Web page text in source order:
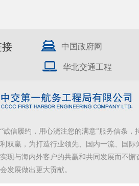
接 中国政府网
华北交通工程
诚信履约，用心浇注您的满意”服务信条，
双赢，为打造行业领先、国内一流、国际
现与海内外客户的共赢和共同发展而不懈
发展做出更大贡献。